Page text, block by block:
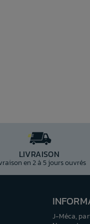
LIVRAISON
en 2 à 5 jours ouvrés
J-Méca,